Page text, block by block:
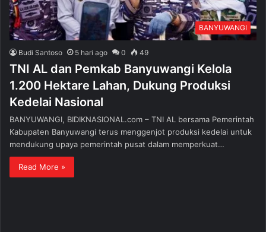
BANYUWANGI
Budi Santoso 5 hari ago 0 49
TNI AL dan Pemkab Banyuwangi Kelola
1.200 Hektare Lahan, Dukung Produksi
Kedelai Nasional
BANYUWANGI, BIDIKNASIONAL.com – TNI AL bersama Pemerintah
Kabupaten Banyuwangi terus menggenjot produksi kedelai untuk
mendukung upaya pemerintah pusat dalam memperkuat…
Read More »